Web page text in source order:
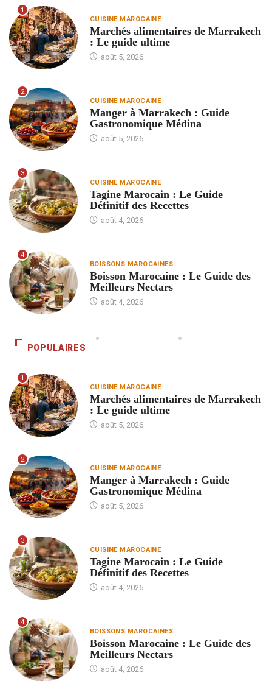
1
CUISINE MAROCAINE
Marchés alimentaires de Marrakech
: Le guide ultime
août 5, 2026
2
CUISINE MAROCAINE
Manger à Marrakech : Guide
Gastronomique Médina
août 5, 2026
3
CUISINE MAROCAINE
Tagine Marocain : Le Guide
Définitif des Recettes
août 4, 2026
4
BOISSONS MAROCAINES
Boisson Marocaine : Le Guide des
Meilleurs Nectars
août 4, 2026
POPULAIRES
1
CUISINE MAROCAINE
Marchés alimentaires de Marrakech
: Le guide ultime
août 5, 2026
2
CUISINE MAROCAINE
Manger à Marrakech : Guide
Gastronomique Médina
août 5, 2026
3
CUISINE MAROCAINE
Tagine Marocain : Le Guide
Définitif des Recettes
août 4, 2026
4
BOISSONS MAROCAINES
Boisson Marocaine : Le Guide des
Meilleurs Nectars
août 4, 2026